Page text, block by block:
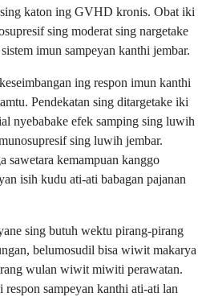
katon ing GVHD kronis. Obat iki
sing moderat sing nargetake
imun sampeyan kanthi jembar.
ing respon imun kanthi
Pendekatan sing ditargetake iki
nyebabake efek samping sing luwih
sing luwih jembar.
sawetara kemampuan kanggo
isih kudu ati-ati babagan pajanan
sing butuh wektu pirang-pirang
belumosudil bisa wiwit makarya
wulan wiwit miwiti perawatan.
sampeyan kanthi ati-ati lan